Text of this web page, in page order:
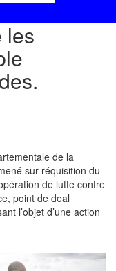
les
de la
sur réquisition du
de lutte contre
point de deal
l’objet d’une action